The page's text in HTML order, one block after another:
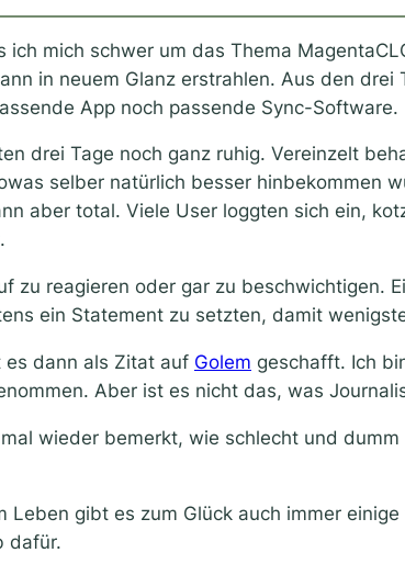
ich mich schwer um das Thema
in neuem Glanz erstrahlen. Aus den
App noch passende Sync-Software.
drei Tage noch ganz ruhig. Vereinzelt
selber natürlich besser hinbekommen
aber total. Viele User loggten sich ein,
zu reagieren oder gar zu beschwichtigen.
ein Statement zu setzten, damit
es dann als Zitat auf Golem geschafft. Ich
Aber ist es nicht das, was
wieder bemerkt, wie schlecht und
Leben gibt es zum Glück auch immer
dafür.